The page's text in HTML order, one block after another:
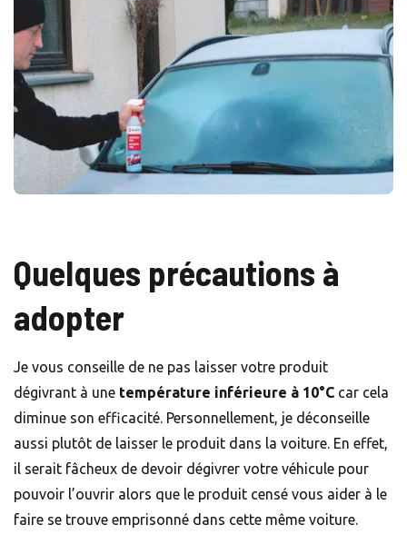
Quelques précautions à
adopter
Je vous conseille de ne pas laisser votre produit
dégivrant à une température inférieure à 10°C car cela
diminue son efficacité. Personnellement, je déconseille
aussi plutôt de laisser le produit dans la voiture. En effet,
il serait fâcheux de devoir dégivrer votre véhicule pour
pouvoir l’ouvrir alors que le produit censé vous aider à le
faire se trouve emprisonné dans cette même voiture.